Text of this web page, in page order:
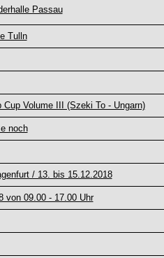
Passau
Tulln
Volume III (Szeki To - Ungarn)
noch
/ 13. bis 15.12.2018
von 09.00 - 17.00 Uhr